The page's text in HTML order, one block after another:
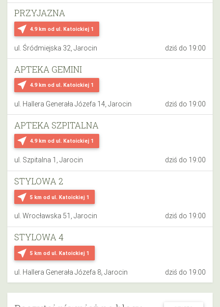
near_me 4.9 km od ul. Katoickiej 1
PRZYJAZNA
ul. Śródmiejska 32, Jarocin dziś do 19:00
near_me 4.9 km od ul. Katoickiej 1
APTEKA GEMINI
ul. Hallera Generała Józefa 14, Jarocin dziś do 19:00
near_me 4.9 km od ul. Katoickiej 1
APTEKA SZPITALNA
ul. Szpitalna 1, Jarocin dziś do 19:00
near_me 5 km od ul. Katoickiej 1
STYLOWA 2
ul. Wrocławska 51, Jarocin dziś do 19:00
near_me 5 km od ul. Katoickiej 1
STYLOWA 4
ul. Hallera Generała Józefa 8, Jarocin dziś do 19:00